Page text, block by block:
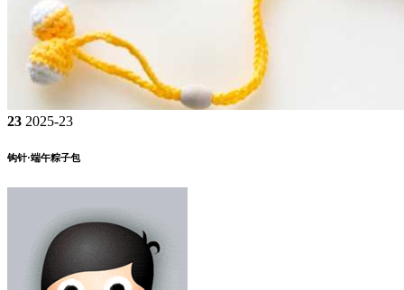
23 2025-23
钩针·端午粽子包